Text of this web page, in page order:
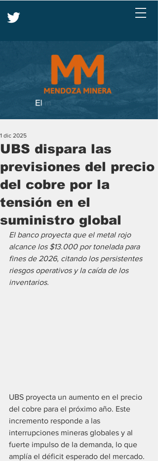
UBS dispara las
previsiones del precio
del cobre por la
tensión en el
suministro global
1 dic 2025
El banco proyecta que el metal rojo
alcance los $13.000 por tonelada para
fines de 2026, citando los persistentes
riesgos operativos y la caída de los
inventarios.
UBS proyecta un aumento en el precio
del cobre para el próximo año. Este
incremento responde a las
interrupciones mineras globales y al
fuerte impulso de la demanda, lo que
amplía el déficit esperado del mercado.